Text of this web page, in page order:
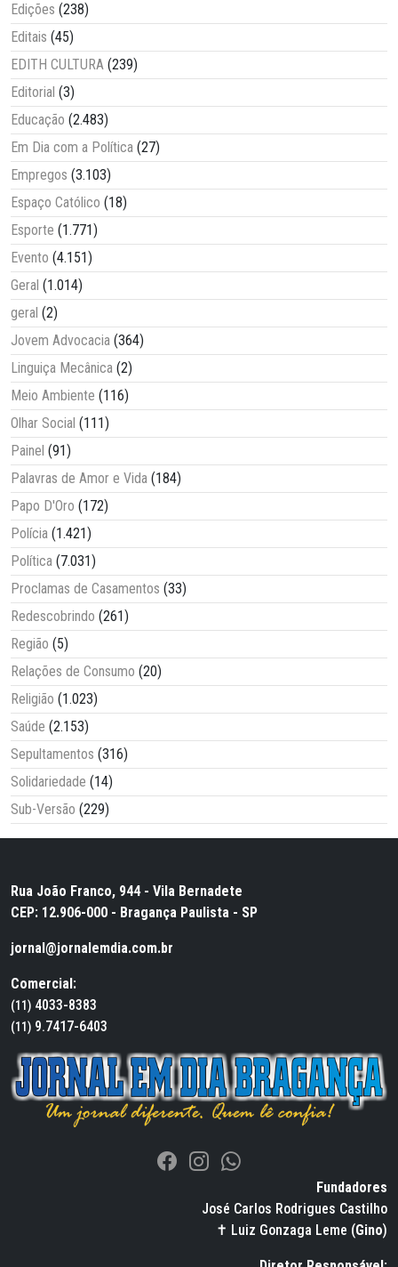
Edições (238)
Editais (45)
EDITH CULTURA (239)
Editorial (3)
Educação (2.483)
Em Dia com a Política (27)
Empregos (3.103)
Espaço Católico (18)
Esporte (1.771)
Evento (4.151)
Geral (1.014)
geral (2)
Jovem Advocacia (364)
Linguiça Mecânica (2)
Meio Ambiente (116)
Olhar Social (111)
Painel (91)
Palavras de Amor e Vida (184)
Papo D'Oro (172)
Polícia (1.421)
Política (7.031)
Proclamas de Casamentos (33)
Redescobrindo (261)
Região (5)
Relações de Consumo (20)
Religião (1.023)
Saúde (2.153)
Sepultamentos (316)
Solidariedade (14)
Sub-Versão (229)
Rua João Franco, 944 - Vila Bernadete
CEP: 12.906-000 - Bragança Paulista - SP
jornal@jornalemdia.com.br
Comercial:
(11) 4033-8383
(11) 9.7417-6403
Fundadores
José Carlos Rodrigues Castilho
✝ Luiz Gonzaga Leme (Gino)